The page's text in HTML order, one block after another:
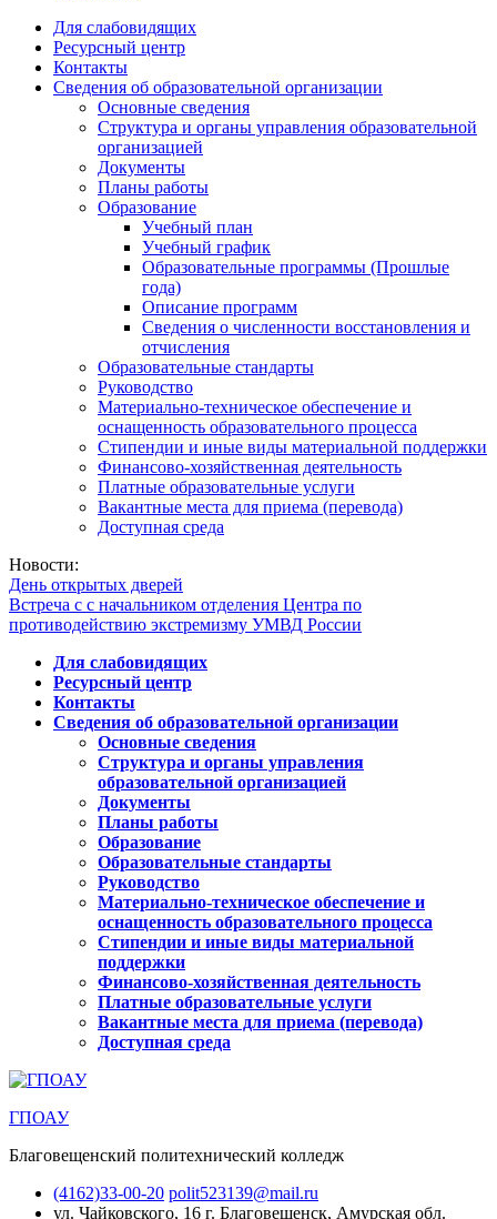
Для слабовидящих
Ресурсный центр
Контакты
Сведения об образовательной организации
Основные сведения
Структура и органы управления образовательной
организацией
Документы
Планы работы
Образование
Учебный план
Учебный график
Образовательные программы (Прошлые
года)
Описание программ
Сведения о численности восстановления и
отчисления
Образовательные стандарты
Руководство
Материально-техническое обеспечение и
оснащенность образовательного процесса
Стипендии и иные виды материальной поддержки
Финансово-хозяйственная деятельность
Платные образовательные услуги
Вакантные места для приема (перевода)
Доступная среда
Новости:
День открытых дверей
Встреча с с начальником отделения Центра по
противодействию экстремизму УМВД России
Для слабовидящих
Ресурсный центр
Контакты
Сведения об образовательной организации
Основные сведения
Структура и органы управления
образовательной организацией
Документы
Планы работы
Образование
Образовательные стандарты
Руководство
Материально-техническое обеспечение и
оснащенность образовательного процесса
Стипендии и иные виды материальной
поддержки
Финансово-хозяйственная деятельность
Платные образовательные услуги
Вакантные места для приема (перевода)
Доступная среда
ГПОАУ
Благовещенский политехнический колледж
(4162)33-00-20 polit523139@mail.ru
ул. Чайковского, 16 г. Благовещенск, Амурская обл.